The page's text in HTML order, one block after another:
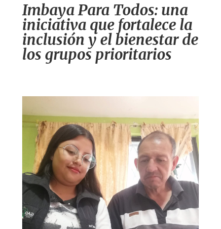
Imbaya Para Todos: una
iniciativa que fortalece la
inclusión y el bienestar de
los grupos prioritarios